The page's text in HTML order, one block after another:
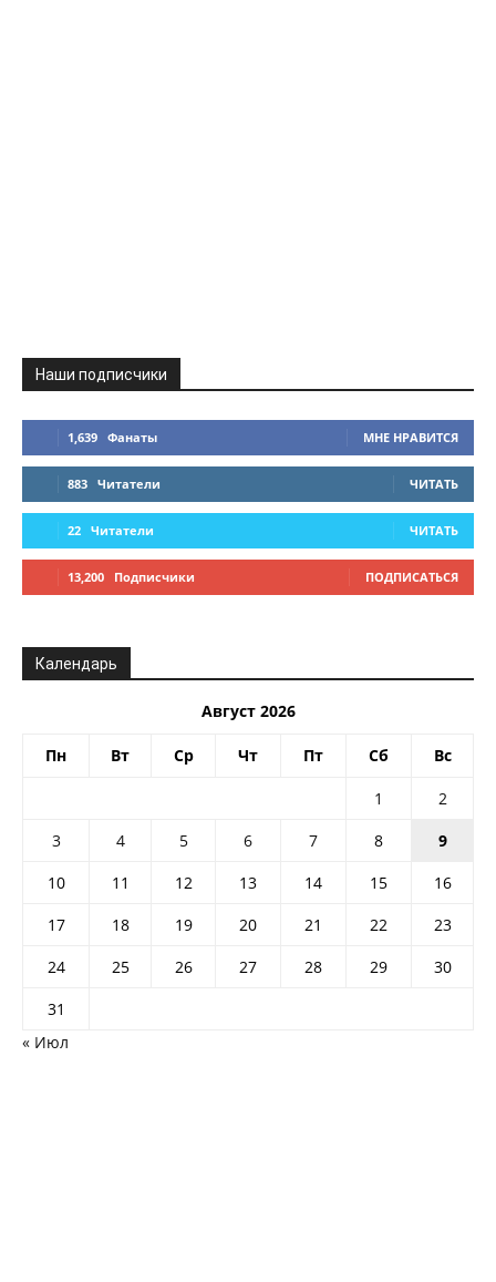
Наши подписчики
1,639 Фанаты МНЕ НРАВИТСЯ
883 Читатели ЧИТАТЬ
22 Читатели ЧИТАТЬ
13,200 Подписчики ПОДПИСАТЬСЯ
Календарь
Август 2026
Пн Вт Ср Чт Пт Сб Вс
1
2
3
4 5 6 7 8
9
10
11 12 13 14 15
16
17
18 19 20 21 22
23
24
25 26 27 28 29
30
31
« Июл